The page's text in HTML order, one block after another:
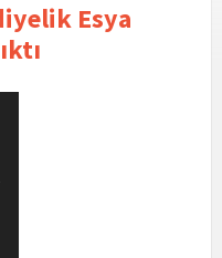
Esya